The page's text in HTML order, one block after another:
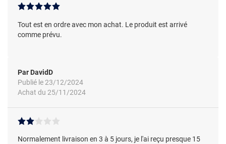
Tout est en ordre avec mon achat. Le produit est arrivé
comme prévu.
Par DavidD
Publié le 23/12/2024
Achat du 25/11/2024
Normalement livraison en 3 à 5 jours, je l'ai reçu presque 15